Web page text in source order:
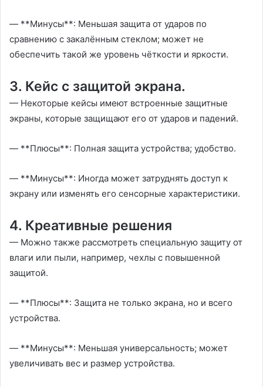
— **Минусы**: Меньшая защита от ударов по
сравнению с закалённым стеклом; может не
обеспечить такой же уровень чёткости и яркости.
3. Кейс с защитой экрана.
— Некоторые кейсы имеют встроенные защитные
экраны, которые защищают его от ударов и падений.
— **Плюсы**: Полная защита устройства; удобство.
— **Минусы**: Иногда может затруднять доступ к
экрану или изменять его сенсорные характеристики.
4. Креативные решения
— Можно также рассмотреть специальную защиту от
влаги или пыли, например, чехлы с повышенной
защитой.
— **Плюсы**: Защита не только экрана, но и всего
устройства.
— **Минусы**: Меньшая универсальность; может
увеличивать вес и размер устройства.